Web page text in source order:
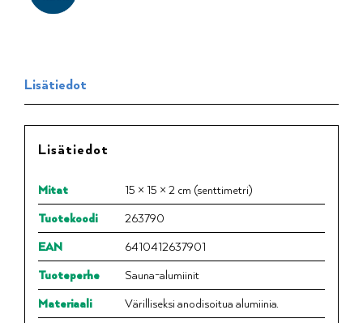
Lisätiedot
Lisätiedot
Mitat
15 × 15 × 2 cm (senttimetri)
Tuotekoodi
263790
EAN
6410412637901
Tuoteperhe
Sauna-alumiinit
Materiaali
Värilliseksi anodisoitua alumiinia.